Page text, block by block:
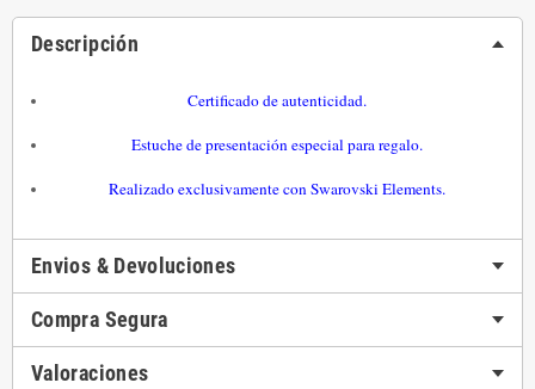
Descripción
Certificado de autenticidad.
Estuche de presentación especial para regalo.
Realizado exclusivamente conSwarovski Elements.
Envios & Devoluciones
Compra Segura
Valoraciones